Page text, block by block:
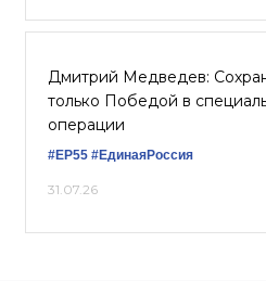
Дмитрий Медведев:
только Победой в
операции
#ЕР55 #ЕдинаяРоссия
31.07.26